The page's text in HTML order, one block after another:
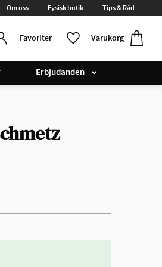
Om oss Fysisk butik Tips & Råd
Favoriter Varukorg
Favoriter
Erbjudanden